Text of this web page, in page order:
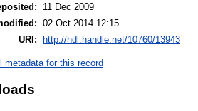
11 Dec 2009
02 Oct 2014 12:15
URI:
http://hdl.handle.net/10760/13943
metadata for this record